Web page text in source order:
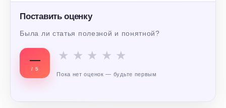
Поставить оценку
Была ли статья полезной и понятной?
—
/ 5
★ ★ ★ ★ ★
Пока нет оценок — будьте первым